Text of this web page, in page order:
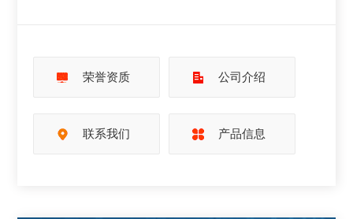
荣誉资质 公司介绍
联系我们 产品信息